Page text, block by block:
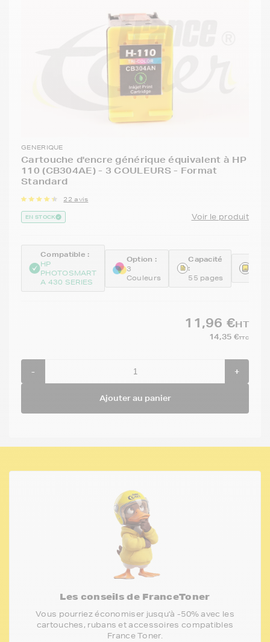
GENERIQUE
Cartouche d'encre générique équivalent à HP
110 (CB304AE) - 3 COULEURS - Format
Standard
22 avis
EN STOCK Voir le produit
Compatible :
HP
PHOTOSMART
A 430 SERIES
Option :
3
Couleurs
Capacité
:
55 pages
11,96 €HT
14,35 €TTC
- +
Ajouter au panier
Les conseils de FranceToner
Vous pourriez économiser jusqu'à -50% avec les
cartouches, rubans et accessoires compatibles
France Toner.